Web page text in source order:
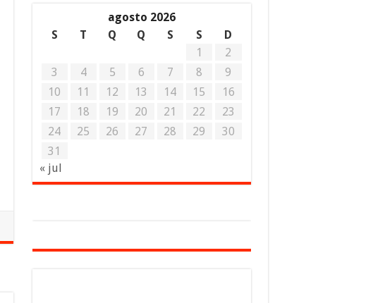
agosto 2026
S
T Q Q S S
D
1
2
3
4 5 6 7 8
9
10
11 12 13 14 15
16
17
18 19 20 21 22
23
24
25 26 27 28 29
30
31
« jul